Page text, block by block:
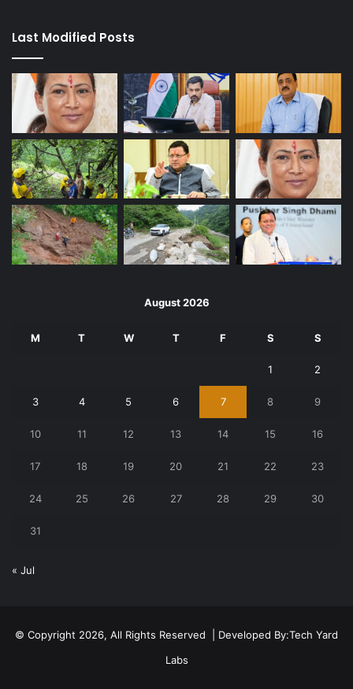
Last Modified Posts
August 2026
M T W T F S S
1 2
3 4 5 6 7 8 9
10 11 12 13 14 15 16
17 18 19 20 21 22 23
24 25 26 27 28 29 30
31
« Jul
© Copyright 2026, All Rights Reserved | Developed By:Tech Yard
Labs